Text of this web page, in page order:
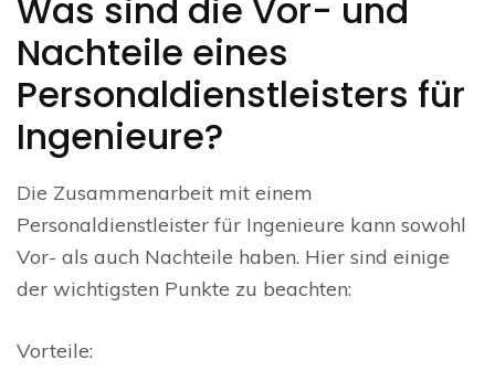
Was sind die Vor- und
Nachteile eines
Personaldienstleisters für
Ingenieure?
Die Zusammenarbeit mit einem
Personaldienstleister für Ingenieure kann sowohl
Vor- als auch Nachteile haben. Hier sind einige
der wichtigsten Punkte zu beachten:
Vorteile: